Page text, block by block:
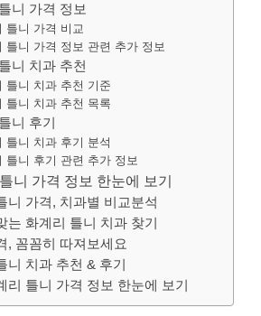
니 가격 정보
틀니 가격 비교
틀니 가격 정보 관련 추가 정보
니 치과 추천
틀니 치과 추천 기준
틀니 치과 추천 목록
니 후기
틀니 치과 후기 분석
틀니 후기 관련 추가 정보
니 가격 정보 한눈에 보기
니 가격, 치과별 비교분석
는 화계리 틀니 치과 찾기
, 꼼꼼히 따져보세요
니 치과 추천 & 후기
리 틀니 가격 정보 한눈에 보기